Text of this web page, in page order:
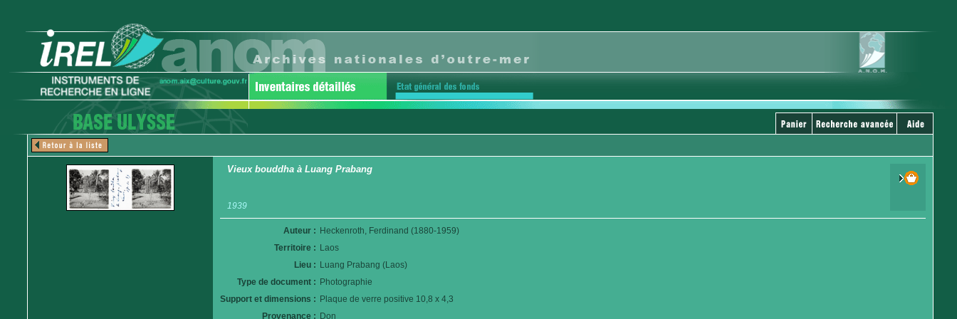
Vieux bouddha à Luang Prabang
1939
Auteur : Heckenroth, Ferdinand (1880-1959)
Territoire : Laos
Lieu : Luang Prabang (Laos)
Type de document : Photographie
Support et dimensions : Plaque de verre positive 10,8 x 4,3
Provenance : Don